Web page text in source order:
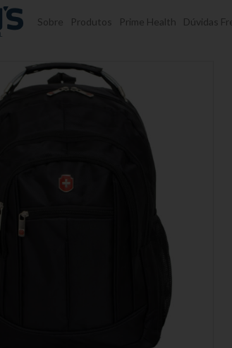
Sobre Produtos Prime Health Dúvidas